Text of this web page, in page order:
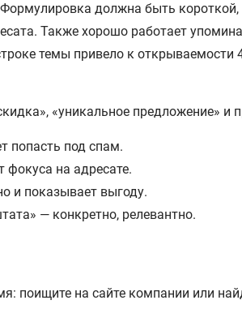
должна быть
Также хорошо работает
темы привело к открываемости
«уникальное предложение»
попасть под спам.
на адресате.
и показывает выгоду.
— конкретно, релевантно.
поищите на сайте компании или